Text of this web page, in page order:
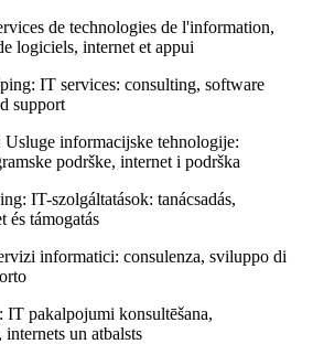
de technologies de l'information,
logiciels, internet et appui
IT services: consulting, software
support
informacijske tehnologije:
podrške, internet i podrška
IT-szolgáltatások: tanácsadás,
és támogatás
informatici: consulenza, sviluppo di
pakalpojumi konsultēšana,
un atbalsts